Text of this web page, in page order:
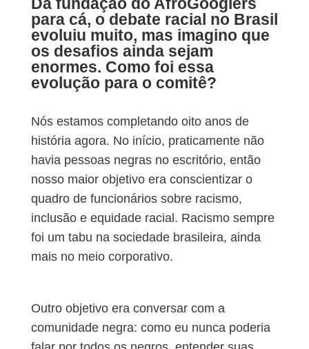
Da fundação do AfroGooglers
para cá, o debate racial no Brasil
evoluiu muito, mas imagino que
os desafios ainda sejam
enormes. Como foi essa
evolução para o comitê?
Nós estamos completando oito anos de
história agora. No início, praticamente não
havia pessoas negras no escritório, então
nosso maior objetivo era conscientizar o
quadro de funcionários sobre racismo,
inclusão e equidade racial. Racismo sempre
foi um tabu na sociedade brasileira, ainda
mais no meio corporativo.
Outro objetivo era conversar com a
comunidade negra: como eu nunca poderia